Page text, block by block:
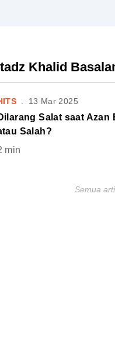
Khalid
13 Mar 2025
Salat saat
Salah?
min
Semua